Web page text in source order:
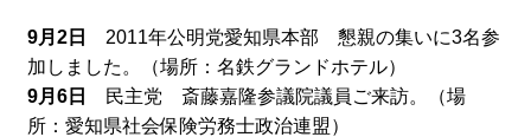
9月2日
2011年公明党愛知県本部 懇親の集いに3名参
加しました。（場所：名鉄グランドホテル）
9月6日
民主党 斎藤嘉隆参議院議員ご来訪。（場
所：愛知県社会保険労務士政治連盟）